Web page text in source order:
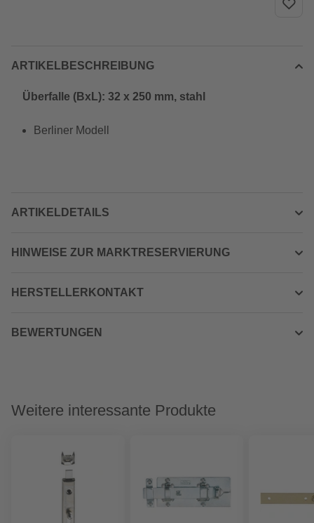
ARTIKELBESCHREIBUNG
Überfalle (BxL): 32 x 250 mm, stahl
Berliner Modell
ARTIKELDETAILS
HINWEISE ZUR MARKTRESERVIERUNG
HERSTELLERKONTAKT
BEWERTUNGEN
Weitere interessante Produkte